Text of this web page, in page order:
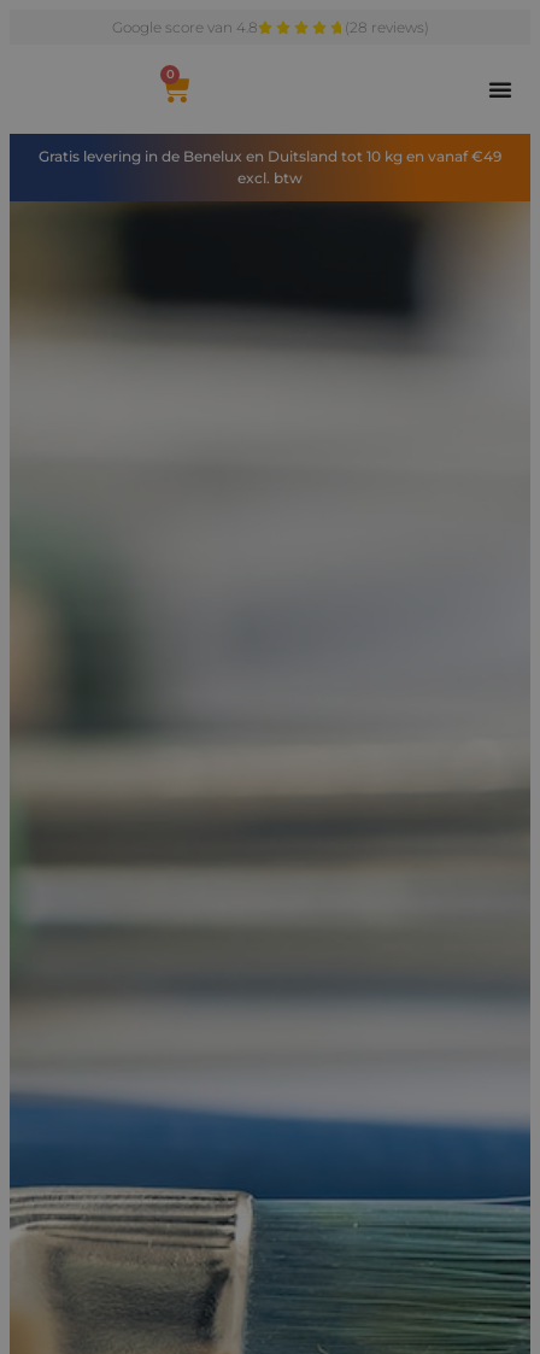
Google score van 4.8 (28 reviews)
0
Gratis levering in de Benelux en Duitsland tot 10 kg en vanaf €49
excl. btw